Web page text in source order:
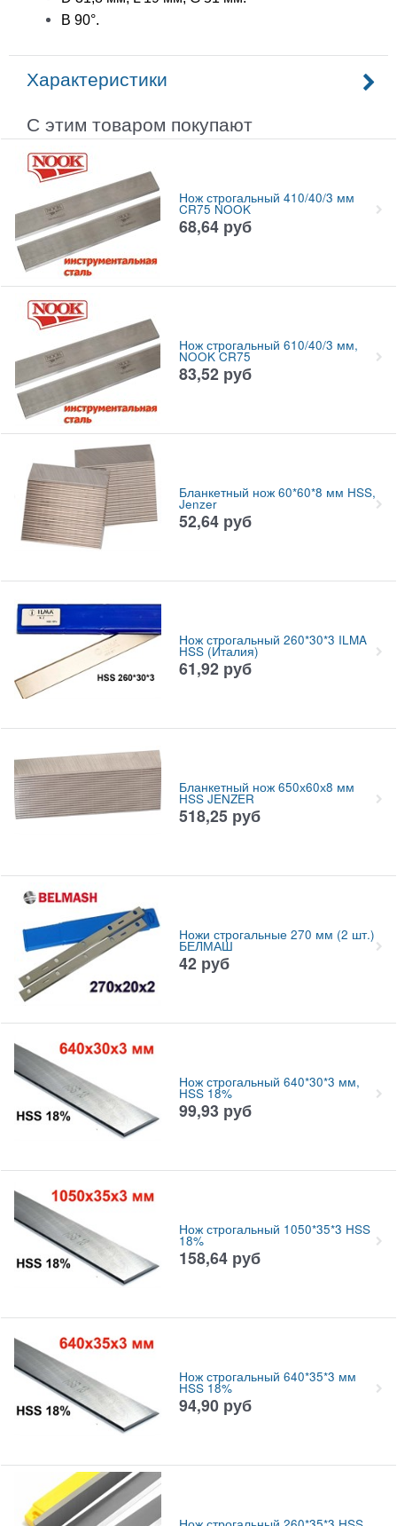
B 90°.
Характеристики
С этим товаром покупают
Нож строгальный 410/40/3 мм
CR75 NOOK
68,64 руб
Нож строгальный 610/40/3 мм,
NOOK CR75
83,52 руб
Бланкетный нож 60*60*8 мм HSS,
Jenzer
52,64 руб
Нож строгальный 260*30*3 ILMA
HSS (Италия)
61,92 руб
Бланкетный нож 650х60х8 мм
HSS JENZER
518,25 руб
Ножи строгальные 270 мм (2 шт.)
БЕЛМАШ
42 руб
Нож строгальный 640*30*3 мм,
HSS 18%
99,93 руб
Нож строгальный 1050*35*3 HSS
18%
158,64 руб
Нож строгальный 640*35*3 мм
HSS 18%
94,90 руб